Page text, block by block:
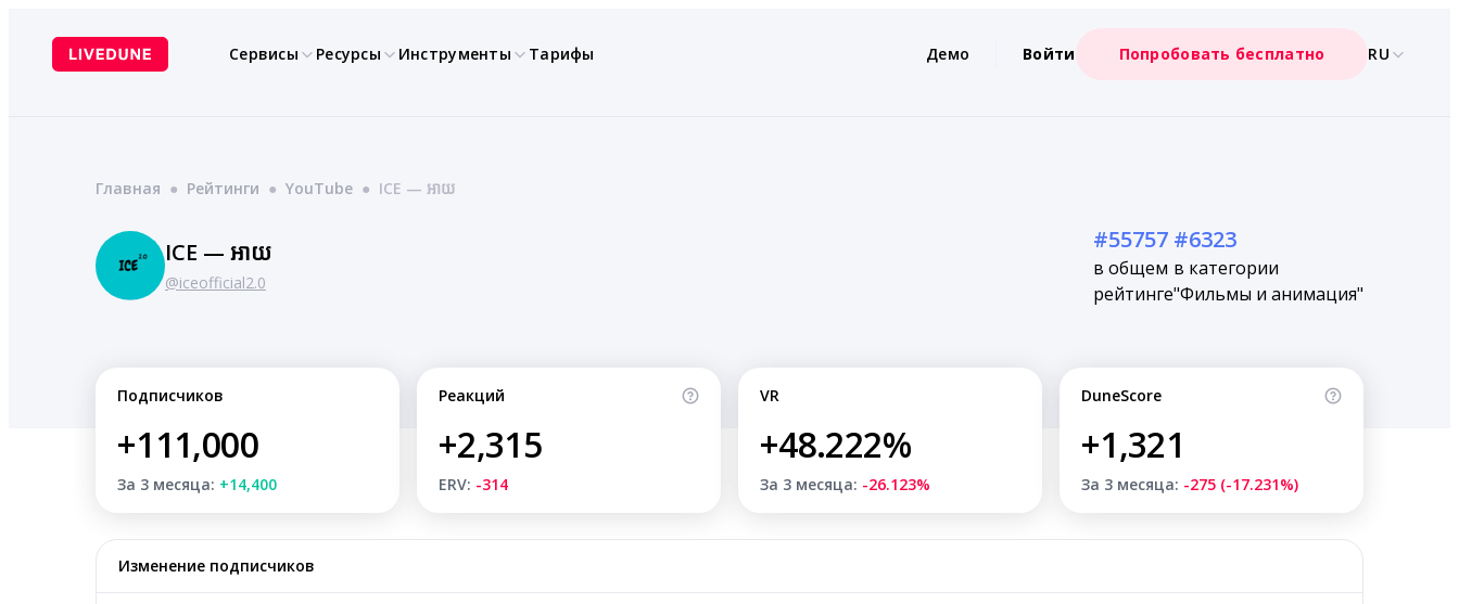
содержимому
Сервисы Ресурсы Инструменты Тарифы Демо Войти Попробовать бесплатно RU
Главная ● Рейтинги ● YouTube ● ICE — អាយ
ICE — អាយ
@iceofficial2.0
#55757
в общем
рейтинге
#6323
в категории
"Фильмы и анимация"
Подписчиков
+111,000
За 3 месяца: +14,400
Реакций
+2,315
ERV: -314
VR
+48.222%
За 3 месяца: -26.123%
DuneScore
+1,321
За 3 месяца: -275 (-17.231%)
Изменение подписчиков